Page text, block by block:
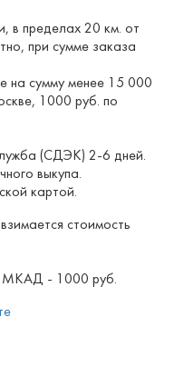
в пределах 20 км. от
при сумме заказа
на сумму менее 15 000
1000 руб. по
(СДЭК) 2-6 дней.
выкупа.
картой.
стоимость
МКАД - 1000 руб.